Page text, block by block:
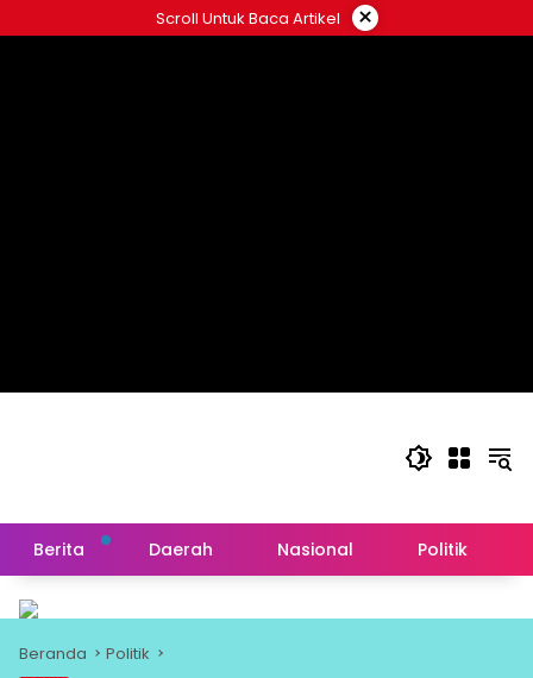
ke
Scroll Untuk Baca Artikel ×
Berita Daerah Nasional Politik
Beranda Politik